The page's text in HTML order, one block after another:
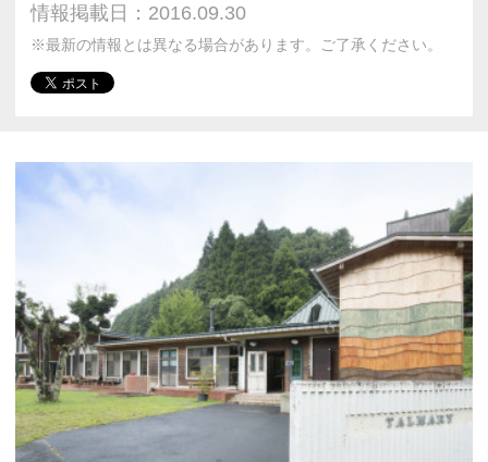
情報掲載日：2016.09.30
※最新の情報とは異なる場合があります。ご了承ください。